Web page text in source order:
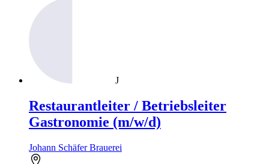
J
Restaurantleiter / Betriebsleiter
Gastronomie (m/w/d)
Johann Schäfer Brauerei